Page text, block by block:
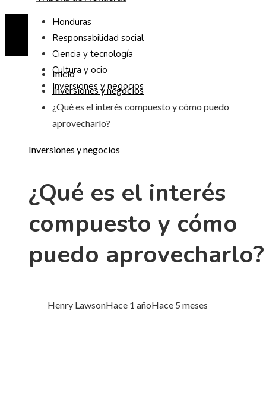
Honduras
Responsabilidad social
Ciencia y tecnología
Cultura y ocio
Inversiones y negocios
Inicio
Inversiones y negocios
¿Qué es el interés compuesto y cómo puedo
aprovecharlo?
Inversiones y negocios
¿Qué es el interés
compuesto y cómo
puedo aprovecharlo?
Henry LawsonHace 1 añoHace 5 meses